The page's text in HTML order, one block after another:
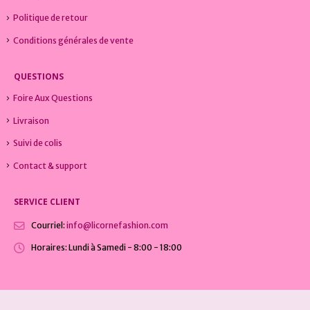
Politique de retour
Conditions générales de vente
QUESTIONS
Foire Aux Questions
Livraison
Suivi de colis
Contact & support
SERVICE CLIENT
Courriel: info@licornefashion.com
Horaires: Lundi à Samedi - 8:00 - 18:00